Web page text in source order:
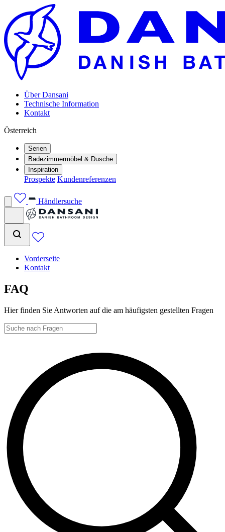
Über Dansani
Technische Information
Kontakt
Österreich
Serien
Badezimmermöbel & Dusche
Inspiration
Prospekte Kundenreferenzen
Händlersuche
Vorderseite
Kontakt
FAQ
Hier finden Sie Antworten auf die am häufigsten gestellten Fragen